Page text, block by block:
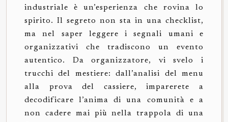
industriale è un’esperienza che rovina lo
spirito. Il segreto non sta in una checklist,
ma nel saper leggere i segnali umani e
organizzativi che tradiscono un evento
autentico. Da organizzatore, vi svelo i
trucchi del mestiere: dall’analisi del menu
alla prova del cassiere, imparerete a
decodificare l’anima di una comunità e a
non cadere mai più nella trappola di una